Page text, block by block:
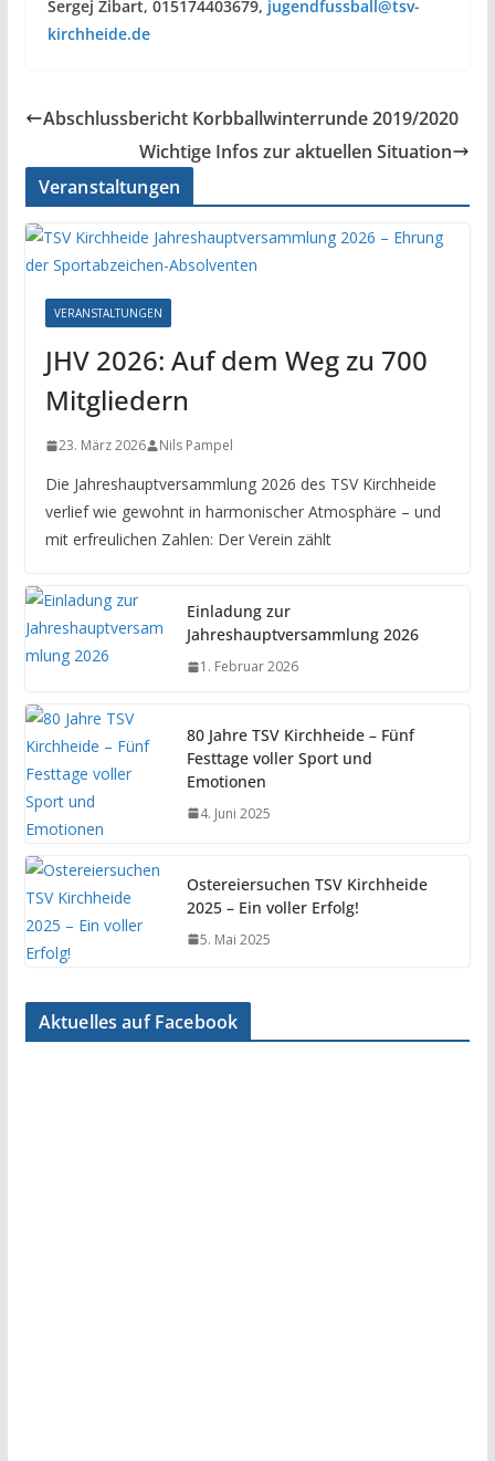
Sergej Zibart, 015174403679, jugendfussball@tsv-
kirchheide.de
Abschlussbericht Korbballwinterrunde 2019/2020
Wichtige Infos zur aktuellen Situation
Veranstaltungen
VERANSTALTUNGEN
JHV 2026: Auf dem Weg zu 700
Mitgliedern
23. März 2026 Nils Pampel
Die Jahreshauptversammlung 2026 des TSV Kirchheide
verlief wie gewohnt in harmonischer Atmosphäre – und
mit erfreulichen Zahlen: Der Verein zählt
Einladung zur
Jahreshauptversammlung 2026
1. Februar 2026
80 Jahre TSV Kirchheide – Fünf
Festtage voller Sport und
Emotionen
4. Juni 2025
Ostereiersuchen TSV Kirchheide
2025 – Ein voller Erfolg!
5. Mai 2025
Aktuelles auf Facebook